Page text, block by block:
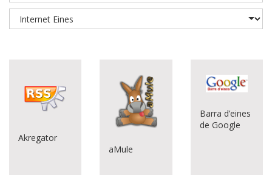
Akregator
aMule
Barra d’eines
de Google